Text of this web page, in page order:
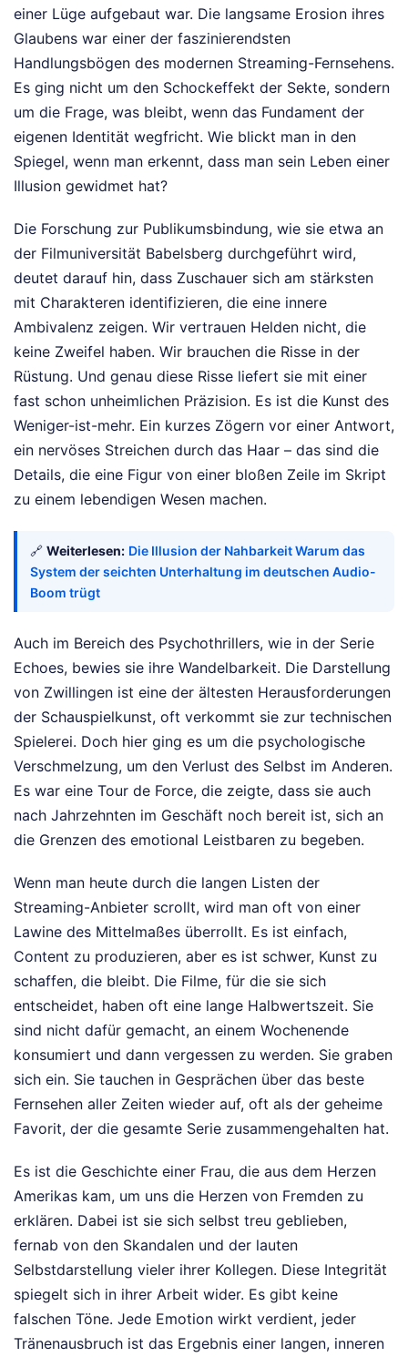
einer Lüge aufgebaut war. Die langsame Erosion ihres
Glaubens war einer der faszinierendsten
Handlungsbögen des modernen Streaming-Fernsehens.
Es ging nicht um den Schockeffekt der Sekte, sondern
um die Frage, was bleibt, wenn das Fundament der
eigenen Identität wegfricht. Wie blickt man in den
Spiegel, wenn man erkennt, dass man sein Leben einer
Illusion gewidmet hat?
Die Forschung zur Publikumsbindung, wie sie etwa an
der Filmuniversität Babelsberg durchgeführt wird,
deutet darauf hin, dass Zuschauer sich am stärksten
mit Charakteren identifizieren, die eine innere
Ambivalenz zeigen. Wir vertrauen Helden nicht, die
keine Zweifel haben. Wir brauchen die Risse in der
Rüstung. Und genau diese Risse liefert sie mit einer
fast schon unheimlichen Präzision. Es ist die Kunst des
Weniger-ist-mehr. Ein kurzes Zögern vor einer Antwort,
ein nervöses Streichen durch das Haar – das sind die
Details, die eine Figur von einer bloßen Zeile im Skript
zu einem lebendigen Wesen machen.
🔗 Weiterlesen: Die Illusion der Nahbarkeit Warum das
System der seichten Unterhaltung im deutschen Audio-
Boom trügt
Auch im Bereich des Psychothrillers, wie in der Serie
Echoes, bewies sie ihre Wandelbarkeit. Die Darstellung
von Zwillingen ist eine der ältesten Herausforderungen
der Schauspielkunst, oft verkommt sie zur technischen
Spielerei. Doch hier ging es um die psychologische
Verschmelzung, um den Verlust des Selbst im Anderen.
Es war eine Tour de Force, die zeigte, dass sie auch
nach Jahrzehnten im Geschäft noch bereit ist, sich an
die Grenzen des emotional Leistbaren zu begeben.
Wenn man heute durch die langen Listen der
Streaming-Anbieter scrollt, wird man oft von einer
Lawine des Mittelmaßes überrollt. Es ist einfach,
Content zu produzieren, aber es ist schwer, Kunst zu
schaffen, die bleibt. Die Filme, für die sie sich
entscheidet, haben oft eine lange Halbwertszeit. Sie
sind nicht dafür gemacht, an einem Wochenende
konsumiert und dann vergessen zu werden. Sie graben
sich ein. Sie tauchen in Gesprächen über das beste
Fernsehen aller Zeiten wieder auf, oft als der geheime
Favorit, der die gesamte Serie zusammengehalten hat.
Es ist die Geschichte einer Frau, die aus dem Herzen
Amerikas kam, um uns die Herzen von Fremden zu
erklären. Dabei ist sie sich selbst treu geblieben,
fernab von den Skandalen und der lauten
Selbstdarstellung vieler ihrer Kollegen. Diese Integrität
spiegelt sich in ihrer Arbeit wider. Es gibt keine
falschen Töne. Jede Emotion wirkt verdient, jeder
Tränenausbruch ist das Ergebnis einer langen, inneren